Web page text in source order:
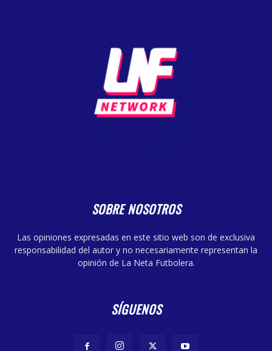
SOBRE NOSOTROS
Las opiniones expresadas en este sitio web son de exclusiva
responsabilidad del autor y no necesariamente representan la
opinión de La Neta Futbolera.
SÍGUENOS